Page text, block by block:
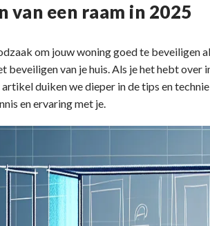
van een raam in 2025
om jouw woning goed te beveiligen
beveiligen van je huis. Als je het hebt
duiken we dieper in de tips en
en ervaring met je.